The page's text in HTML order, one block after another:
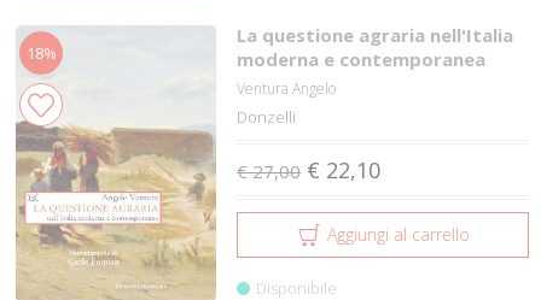
18%
La questione agraria nell'Italia
moderna e contemporanea
Ventura Angelo
Donzelli
€ 27,00 € 22,10
Aggiungi al carrello
Disponibile